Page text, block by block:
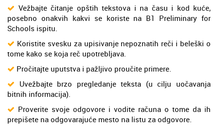
Vežbajte čitanje opštih tekstova i na času i kod kuće,
posebno onakvih kakvi se koriste na B1 Preliminary for
Schools ispitu.
Koristite svesku za upisivanje nepoznatih reči i beleški o
tome kako se koja reč upotrebljava.
Pročitajte uputstva i pažljivo proučite primere.
Uvežbajte brzo pregledanje teksta (u cilju uočavanja
bitnih informacija).
Proverite svoje odgovore i vodite računa o tome da ih
prepišete na odgovarajuće mesto na listu za odgovore.